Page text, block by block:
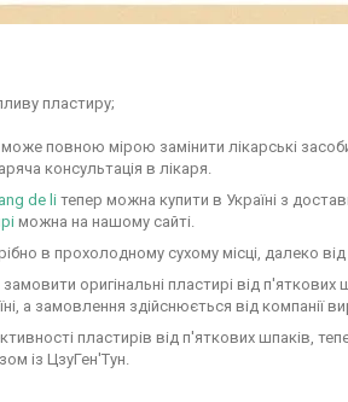
пластиру;
повною мірою замінити лікарські
консультація в лікаря.
de li тепер можна купити в Україні з
можна на нашому сайті.
в прохолодному сухому місці, далеко
оригінальні пластирі від
а замовлення здійснюється від компанії
пластирів від п'яткових шпаків,
із ЦзуГен'Тун.